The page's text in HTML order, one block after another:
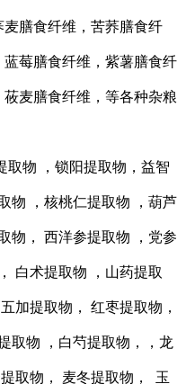
膳食纤维，苦荞膳食纤
莓膳食纤维，紫薯膳食纤
麦膳食纤维，等各种杂粮
取物 ，锁阳提取物，益智
物 ，核桃仁提取物 ，葫芦
物， 西洋参提取物 ，党参
白术提取物 ，山药提取
五加提取物， 红枣提取物，
取物 ，白芍提取物，，龙
取物， 麦冬提取物， 玉